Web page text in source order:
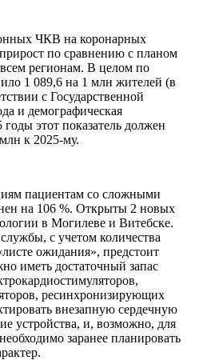
ЧКВ на коронарных
по сравнению с планом
регионам. В целом по
1 089,6 на 1 млн жителей (в
с Государственной
и демографическая
годы этот показатель должен
к 2025-му.
пациентам со сложными
на 106 %. Открыты 2 новых
в Могилеве и Витебске.
с учетом количества
ожидания», предстоит
иметь достаточный запас
ресинхронизирующих
внезапную сердечную
устройства, и, возможно, для
заранее планировать